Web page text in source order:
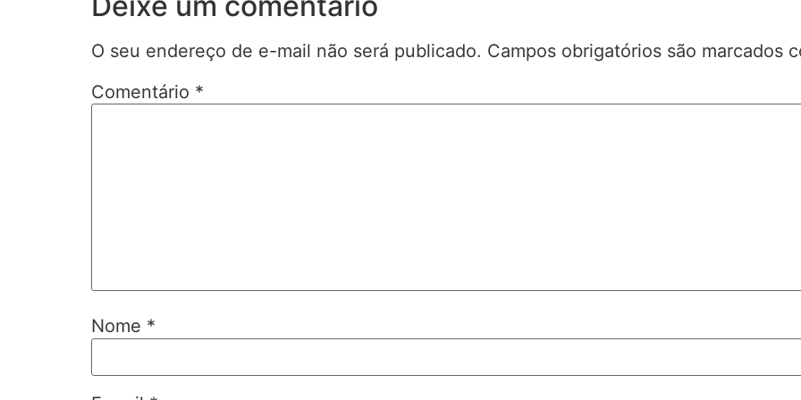
O seu endereço de e-mail não será publicado. Campos obrigatórios são marcados
Comentário *
Nome *